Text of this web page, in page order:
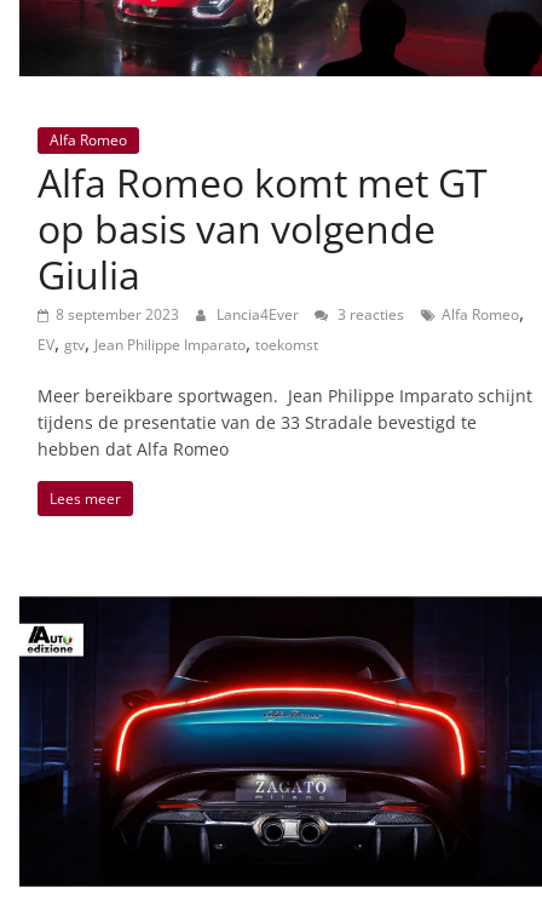
Alfa Romeo
Alfa Romeo komt met GT
op basis van volgende
Giulia
8 september 2023 Lancia4Ever 3 reacties Alfa Romeo,
EV, gtv, Jean Philippe Imparato, toekomst
Meer bereikbare sportwagen. Jean Philippe Imparato schijnt
tijdens de presentatie van de 33 Stradale bevestigd te
hebben dat Alfa Romeo
Lees meer